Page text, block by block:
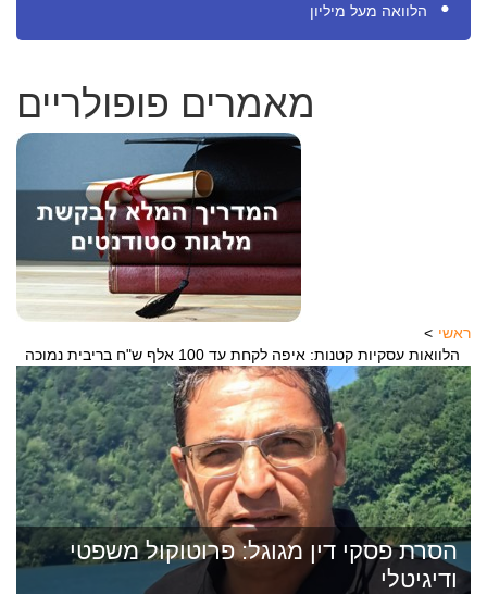
הלוואה מעל מיליון
מאמרים פופולריים
ראשי
הלוואות עסקיות קטנות: איפה לקחת עד 100 אלף ש"ח בריבית נמוכה
הסרת פסקי דין מגוגל: פרוטוקול משפטי
ודיגיטלי